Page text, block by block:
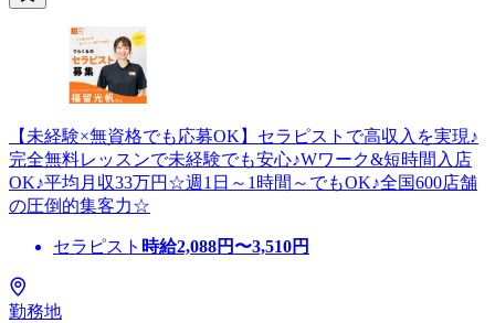
【未経験×無資格でも応募OK】セラピストで高収入を実現♪
完全無料レッスンで未経験でも安心♪Wワーク&短時間入店
OK♪平均月収33万円☆週1日～1時間～でもOK♪全国600店舗
の圧倒的集客力☆
セラピスト 時給2,088円〜3,510円
勤務地